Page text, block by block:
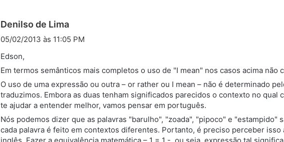
Denilso de Lima
i
:
05/02/2013 às 11:05 PM
Edson,
Em termos semânticos mais completos o uso de "I mean" nos casos acima não
O uso de uma expressão ou outra – or rather ou I mean – não é determinado
traduzimos. Embora as duas tenham significados parecidos o contexto no qual
te ajudar a entender melhor, vamos pensar em português.
Nós podemos dizer que as palavras "barulho", "zoada", "pipoco" e "estampido"
cada palavra é feito em contextos diferentes. Portanto, é preciso perceber isso